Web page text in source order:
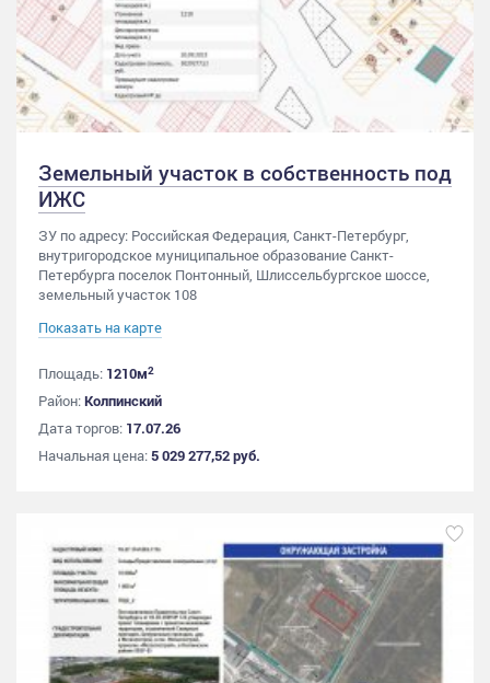
Земельный участок в собственность под
ИЖС
ЗУ по адресу: Российская Федерация, Санкт-Петербург,
внутригородское муниципальное образование Санкт-
Петербурга поселок Понтонный, Шлиссельбургское шоссе,
земельный участок 108
Показать на карте
Площадь: 1210м2
Район:Колпинский
Дата торгов: 17.07.26
Начальная цена:5 029 277,52 руб.